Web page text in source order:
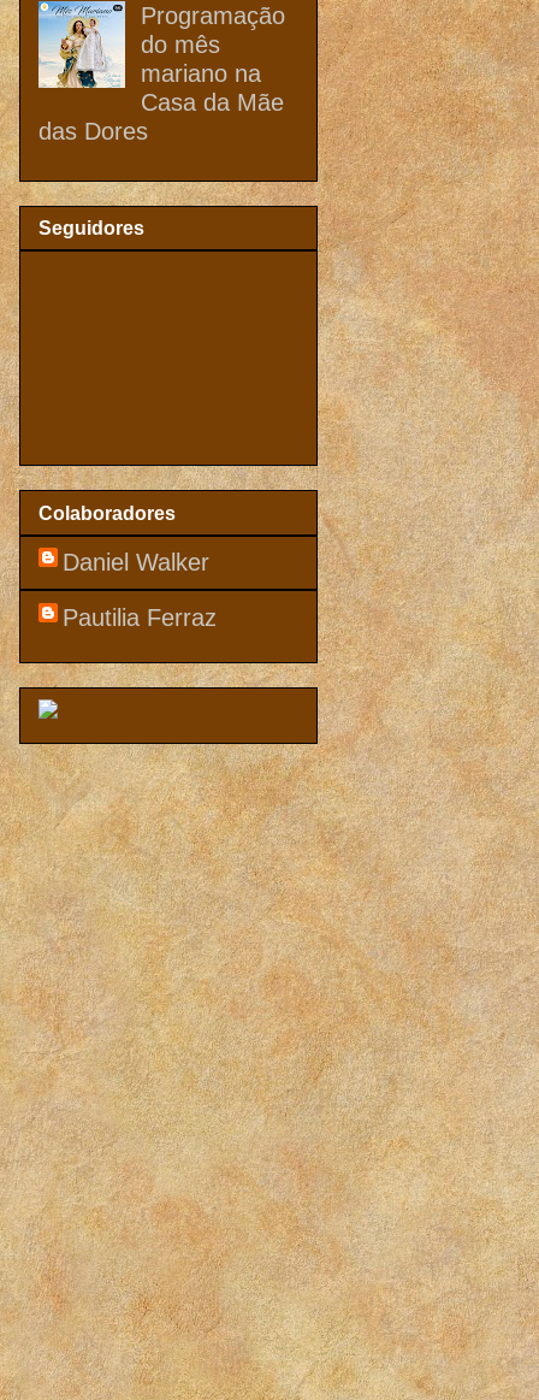
Programação
do mês
mariano na
Casa da Mãe
das Dores
Seguidores
Colaboradores
Daniel Walker
Pautilia Ferraz